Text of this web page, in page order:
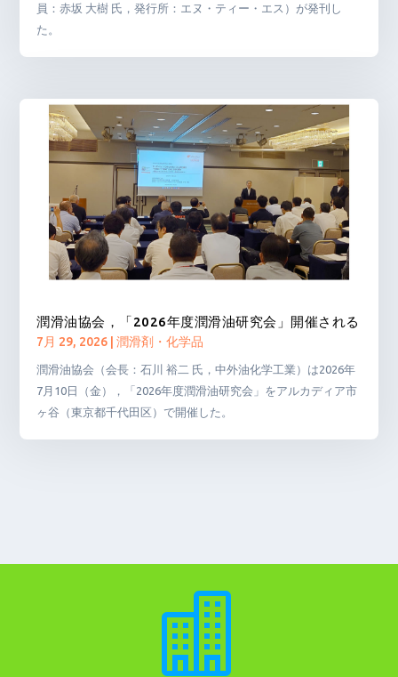
員：赤坂 大樹 氏，発行所：エヌ・ティー・エス）が発刊し
た。
潤滑油協会，「2026年度潤滑油研究会」開催される
7月 29, 2026 |潤滑剤・化学品
潤滑油協会（会長：石川 裕二 氏，中外油化学工業）は2026年
7月10日（金），「2026年度潤滑油研究会」をアルカディア市
ヶ谷（東京都千代田区）で開催した。
